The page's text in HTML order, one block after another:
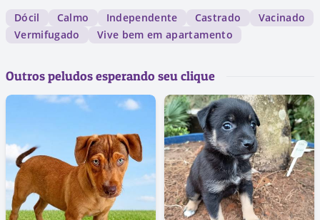
Dócil Calmo Independente Castrado
Vacinado
Vermifugado
Vive bem em apartamento
Outros peludos esperando seu clique